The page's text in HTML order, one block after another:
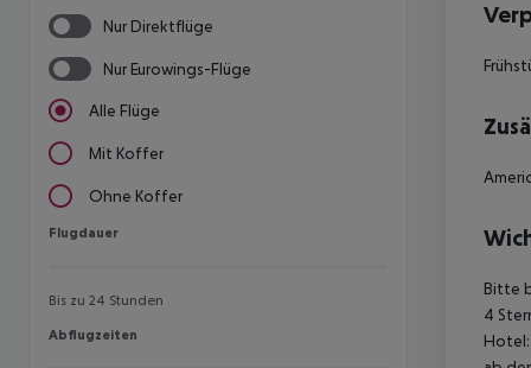
Nur Direktflüge
Nur Eurowings-Flüge
Alle Flüge
Mit Koffer
Ohne Koffer
Flugdauer
Flugdauer
Bis zu 24 Stunden
Abflugzeiten
Abflugzeiten
Bitte
4